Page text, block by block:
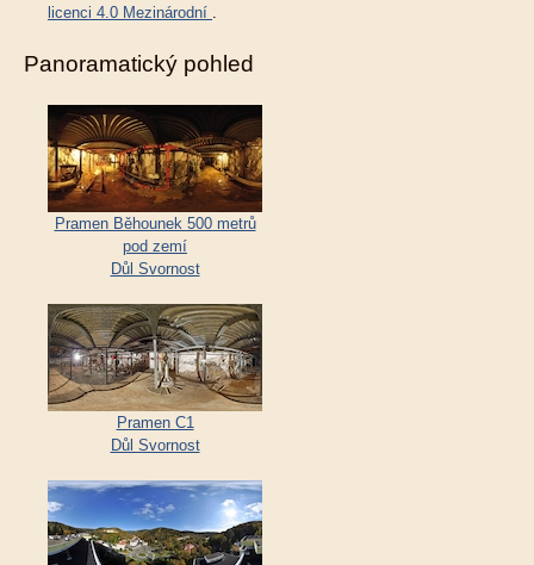
licenci 4.0 Mezinárodní
Panoramatický pohled
Pramen Běhounek 500 metrů
pod zemí
Důl Svornost
Pramen C1
Důl Svornost